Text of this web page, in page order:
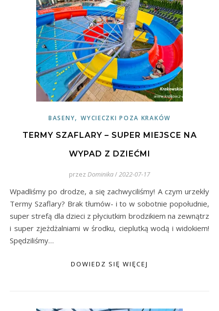
BASENY,WYCIECZKI POZA KRAKÓW
TERMY SZAFLARY – SUPER MIEJSCE NA
WYPAD Z DZIEĆMI
przez Dominika/2022-07-17
Wpadliśmy po drodze, a się zachwyciliśmy! A czym urzekły
Termy Szaflary? Brak tłumów- i to w sobotnie popołudnie,
super strefą dla dzieci z płyciutkim brodzikiem na zewnątrz
i super zjeżdżalniami w środku, cieplutką wodą i widokiem!
Spędziliśmy…
DOWIEDZ SIĘ WIĘCEJ